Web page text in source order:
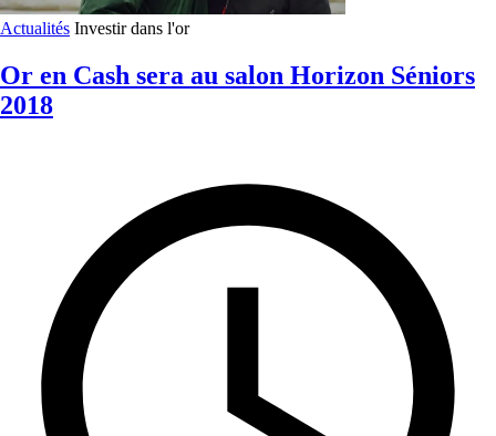
Actualités Investir dans l'or
Or en Cash sera au salon Horizon Séniors
2018